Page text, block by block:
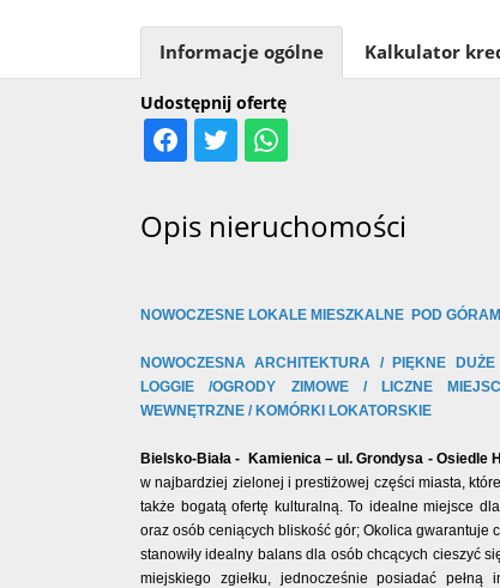
Udostępnij ofertę
Informacje ogólne Kalkulator
Opis nieruchomości
NOWOCZESNE LOKALE MIESZKALNE POD
NOWOCZESNA ARCHITEKTURA / PIĘKNE
LOGGIE /OGRODY ZIMOWE /
LICZNE
WEWNĘTRZNE / KOMÓRKI LOKATORSKIE
Bielsko-Biała - Kamienica – ul. Grondysa - Osiedle
w najbardziej zielonej i prestiżowej części miasta,
także bogatą ofertę kulturalną. To idealne miejsce
oraz osób ceniących bliskość gór; Okolica gwarantuje
stanowiły idealny balans dla osób chcących cieszyć
miejskiego zgiełku, jednocześnie posiadać